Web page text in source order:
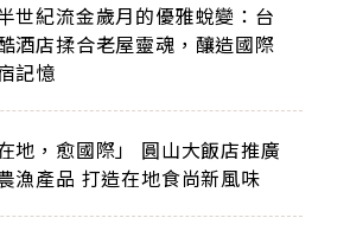
世紀流金歲月的優雅蛻變：台
酒店揉合老屋靈魂，釀造國際
記憶
在地，愈國際」 圓山大飯店推廣
漁產品 打造在地食尚新風味